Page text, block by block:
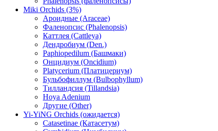
Miki Orchids (3%)
Ароидные (Araceae)
Фаленопсис (Phalenopsis)
Каттлея (Cattleya)
Дендробиум (Den.)
Paphiopedilum (Башмаки)
Онцидиум (Oncidium)
Platycerium (Платицериум)
Бульбофиллум (Bulbophyllum)
Тилландсия (Tillandsia)
Hoya Adenium
Другие (Other)
Yi-YiNG Orchids (ожидается)
Catasetinae (Катасетум)